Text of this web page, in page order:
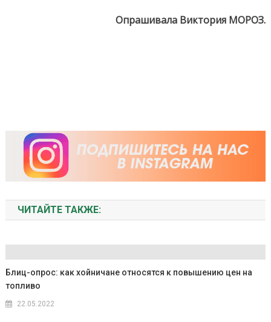
Опрашивала Виктория МОРОЗ.
ЧИТАЙТЕ ТАКЖЕ:
Блиц-опрос: как хойничане относятся к повышению цен на
топливо
22.05.2022